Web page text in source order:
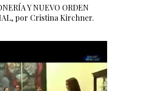
Y NUEVO ORDEN
por Cristina Kirchner.